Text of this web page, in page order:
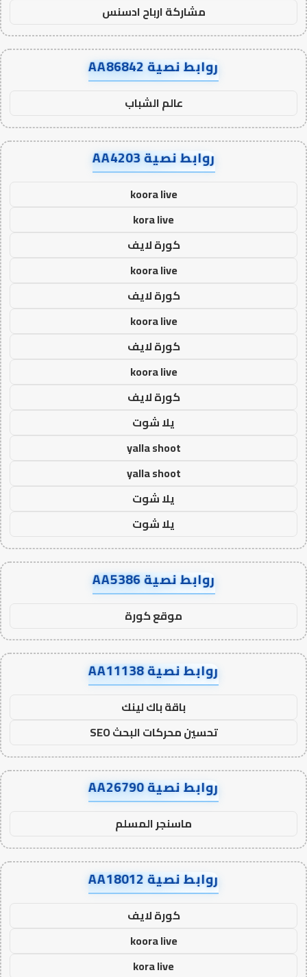
مشاركة ارباح ادسنس
روابط نصية AA86842
عالم الشباب
روابط نصية AA4203
koora live
kora live
كورة لايف
koora live
كورة لايف
koora live
كورة لايف
koora live
كورة لايف
يلا شوت
yalla shoot
yalla shoot
يلا شوت
يلا شوت
روابط نصية AA5386
موقع كورة
روابط نصية AA11138
باقة باك لينك
تحسين محركات البحث SEO
روابط نصية AA26790
ماسنجر المسلم
روابط نصية AA18012
كورة لايف
koora live
kora live